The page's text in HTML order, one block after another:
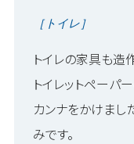
［トイレ］
トイレの家具も造
トイレットペーパ
カンナをかけまし
みです。